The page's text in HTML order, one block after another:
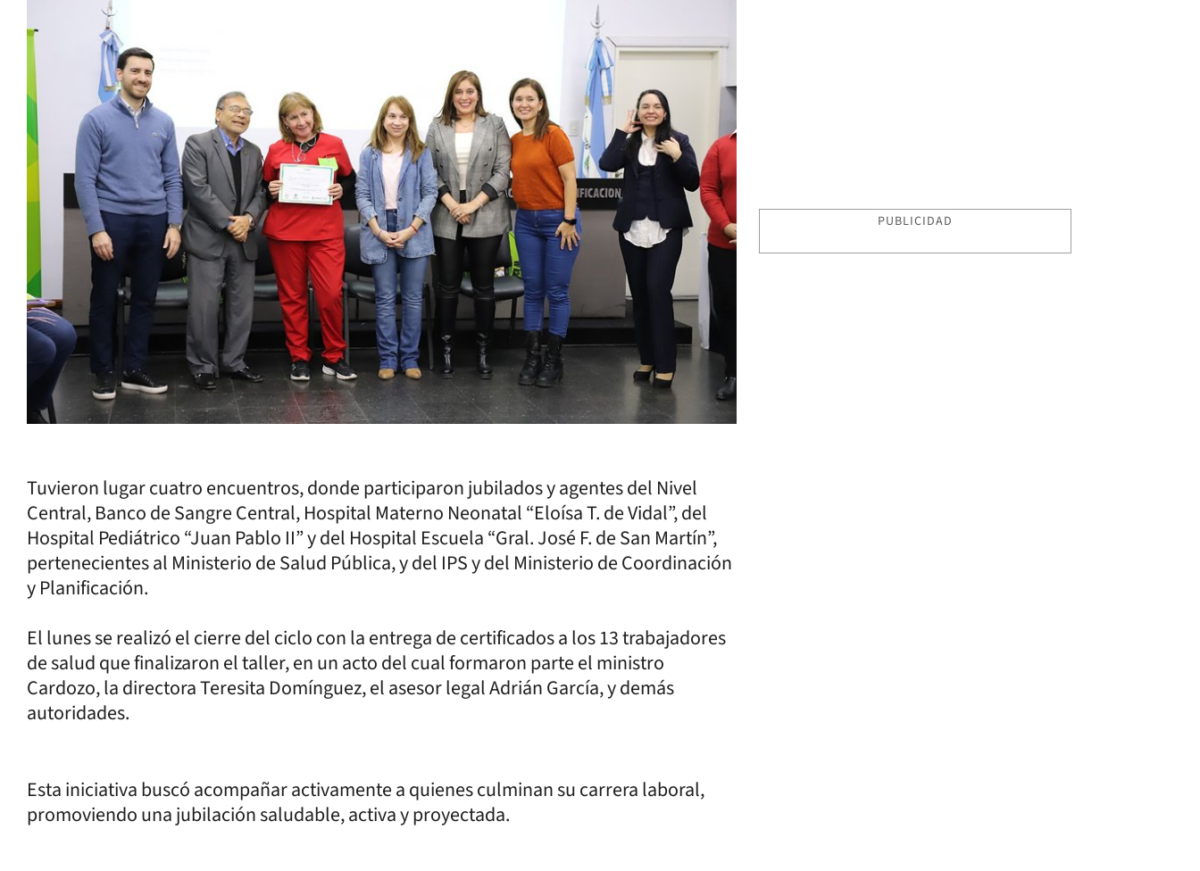
Tuvieron lugar cuatro encuentros, donde participaron jubilados y agentes del Nivel
Central, Banco de Sangre Central, Hospital Materno Neonatal “Eloísa T. de Vidal”, del
Hospital Pediátrico “Juan Pablo II” y del Hospital Escuela “Gral. José F. de San Martín”,
pertenecientes al Ministerio de Salud Pública, y del IPS y del Ministerio de Coordinación
y Planificación.
El lunes se realizó el cierre del ciclo con la entrega de certificados a los 13 trabajadores
de salud que finalizaron el taller, en un acto del cual formaron parte el ministro
Cardozo, la directora Teresita Domínguez, el asesor legal Adrián García, y demás
autoridades.
Esta iniciativa buscó acompañar activamente a quienes culminan su carrera laboral,
promoviendo una jubilación saludable, activa y proyectada.
PUBLICIDAD